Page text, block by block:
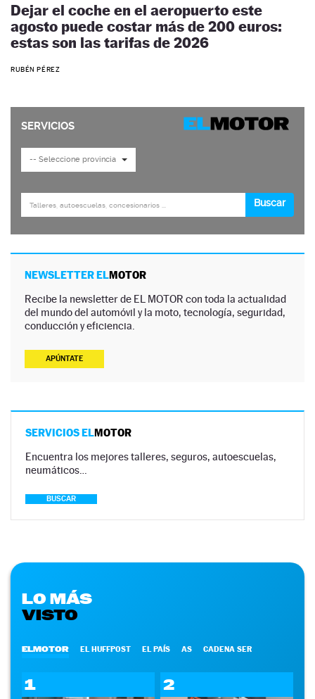
Dejar el coche en el aeropuerto este
agosto puede costar más de 200 euros:
estas son las tarifas de 2026
RUBÉN PÉREZ
NEWSLETTER ELMOTOR
Recibe la newsletter de EL MOTOR con toda la actualidad
del mundo del automóvil y la moto, tecnología, seguridad,
conducción y eficiencia.
APÚNTATE
SERVICIOS ELMOTOR
Encuentra los mejores talleres, seguros, autoescuelas,
neumáticos…
BUSCAR
LO MÁS
VISTO
ELMOTOR EL HUFFPOST EL PAÍS AS CADENA SER
1 2